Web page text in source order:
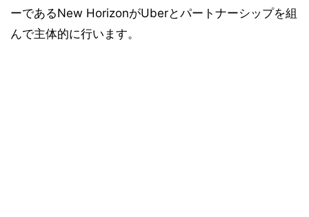
ーであるNew HorizonがUberとパートナーシップを組
んで主体的に行います。